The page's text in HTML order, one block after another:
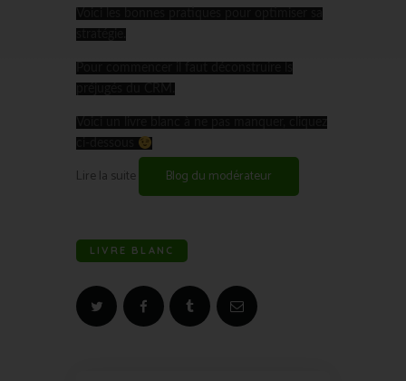
Lire la suite Blog du modérateur
LIVRE BLANC